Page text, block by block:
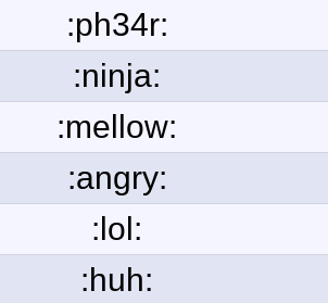
:ph34r:
:ninja:
:mellow:
:angry:
:lol:
:huh: